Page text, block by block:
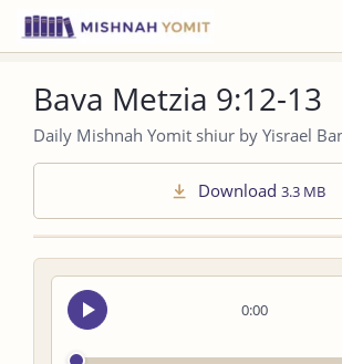
Bava Metzia 9:12-13
Daily Mishnah Yomit shiur by Yisrael
Download 3.3 MB
0:00
Seek
audio